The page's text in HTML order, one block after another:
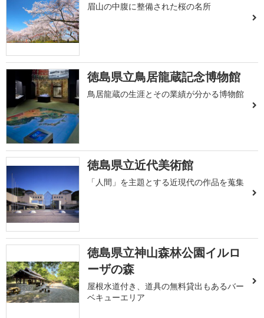
眉山の中腹に整備された桜の名所
徳島県立鳥居龍蔵記念博物館
鳥居龍蔵の生涯とその業績が分かる博物館
徳島県立近代美術館
「人間」を主題とする近現代の作品を蒐集
徳島県立神山森林公園イルロ
ーザの森
屋根水道付き、道具の無料貸出もあるバー
ベキューエリア